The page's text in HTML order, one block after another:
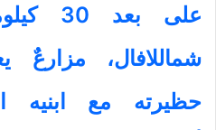
على
شماللافال،
حظيرته مع ابنيه